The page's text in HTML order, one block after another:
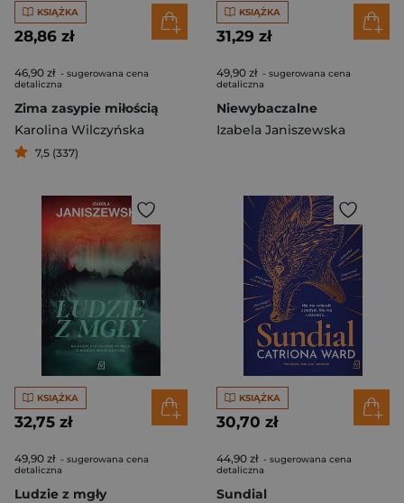
KSIĄŻKA
28,86 zł
46,90 zł - sugerowana cena
detaliczna
Zima zasypie miłością
Karolina Wilczyńska
7,5 (337)
KSIĄŻKA
31,29 zł
49,90 zł - sugerowana cena
detaliczna
Niewybaczalne
Izabela Janiszewska
KSIĄŻKA
32,75 zł
49,90 zł - sugerowana cena
detaliczna
Ludzie z mgły
KSIĄŻKA
30,70 zł
44,90 zł - sugerowana cena
detaliczna
Sundial